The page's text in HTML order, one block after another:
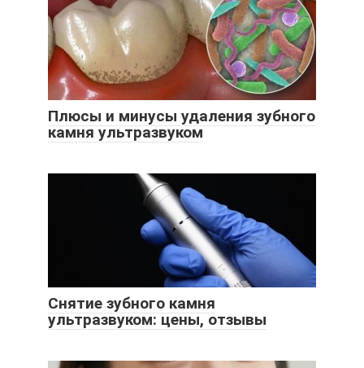
Плюсы и минусы удаления зубного
камня ультразвуком
Снятие зубного камня
ультразвуком: цены, отзывы